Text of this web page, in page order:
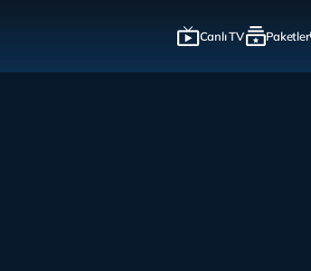
Canlı TV Paketler